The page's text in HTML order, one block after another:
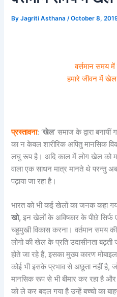
ByJagriti Asthana/October 8,
वर्त्तमान समय
हमारे जीवन में खेल
प्रस्तावना: ‘खेल‘ समाज के द्वारा
का न केवल शारीरिक अपितु मानसिक
लघु रूप है। अदि काल में लोग खेल को
वाला एक साधन मात्र मानते थे परन्तु
पढ़ाया जा रहा है।
भारत को भी कई खेलों का जनक कहा
खो, इन खेलों के अविष्कार के पीछे सिर्फ
चहुमुखी विकास करना। वर्तमान समय
लोगो की खेल के प्रति उदासीनता बढ़ती
होते जा रहे हैं, इसका मुख्य कारण मोबाइल
कोई भी इसके प्रभाव से अछूता नहीं है,
मानसिक रूप से भी बीमार कर रहा है
को ले कर बदल गया है उन्हें बच्चो का